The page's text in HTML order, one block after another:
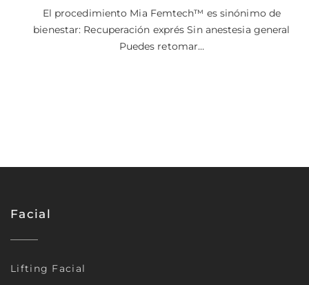
El procedimiento Mia Femtech™ es sinónimo de
bienestar: Recuperación exprés Sin anestesia general
Puedes retomar…
Facial
Lifting Facial